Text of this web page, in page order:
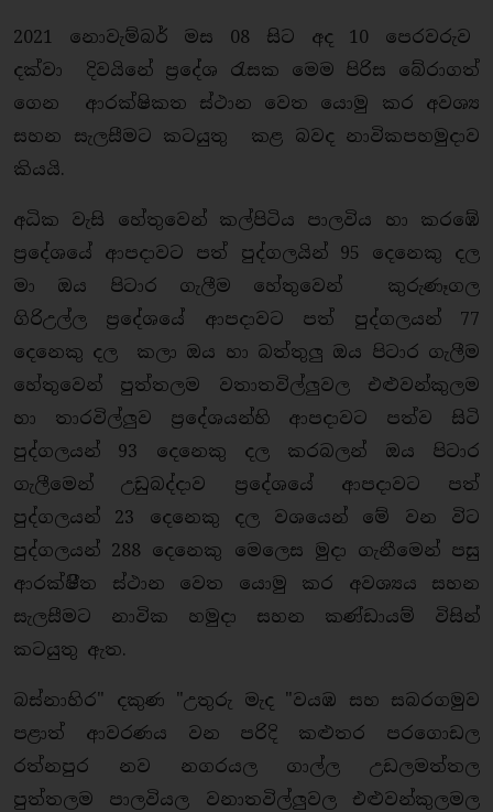
2021 නොවැම්බර් මස 08 සිට අද 10 පෙරවරුව
දක්වා දිවයිනේ ප්‍රදේශ රැසක මෙම පිරිස බේරාගත්
ගෙන ආරක්ෂිකත ස්ථාන වෙත යොමු කර අවශ්‍ය
සහන සැලසීමට කටයුතු කළ බවද නාවිකපහමුදාව
කියයි.
අධික වැසි හේතුවෙන් කල්පිටිය පාලවිය හා කරඹේ
ප්‍රදේශයේ ආපදාවට පත් පුද්ගලයින් 95 දෙනෙකු දල
මා ඔය පිටාර ගැලීම හේතුවෙන් කුරුණෑගල
ගිරිඋල්ල ප්‍රදේශයේ ආපදාවට පත් පුද්ගලයන් 77
දෙනෙකු දල කලා ඔය හා බත්තුලු ඔය පිටාර ගැලීම
හේතුවෙන් පුත්තලම වතාතවිල්ලුවල එළුවන්කුලම
හා තාරවිල්ලුව ප්‍රදේශයන්හි ආපදාවට පත්ව සිටි
පුද්ගලයන් 93 දෙනෙකු දල කරබලන් ඔය පිටාර
ගැලීමෙන් උඩුබද්දාව ප්‍රදේශයේආපදාවට පත්
පුද්ගලයන් 23 දෙනෙකු දල වශයෙන් මේ වන විට
පුද්ගලයන් 288 දෙනෙකු මෙලෙස මුදා ගැනීමෙන් පසු
ආරක්ෂිීත ස්ථාන වෙත යොමු කර අවශ්‍යය සහන
සැලසීමට නාවික හමුදා සහන කණ්ඩායම් විසින්
කටයුතු ඇත.
බස්නාහිර" දකුණ "උතුරු මැද "වයඹ සහ සබරගමුව
පළාත් ආවරණය වන පරිදි කළුතර පරගොඩල
රත්නපුර නව නගරයල ගාල්ල උඩලමත්තල
පුත්තලම පාලවියල වනාතවිල්ලුවල එළුවන්කුලමල